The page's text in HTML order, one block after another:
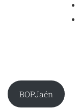
BOPJaén